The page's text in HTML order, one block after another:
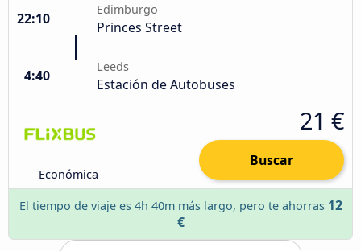
22:10
Edimburgo
Princes Street
4:40
Leeds
Estación de Autobuses
Económica
21 €
Buscar
El tiempo de viaje es 4h 40m más largo, pero te ahorras 12
€